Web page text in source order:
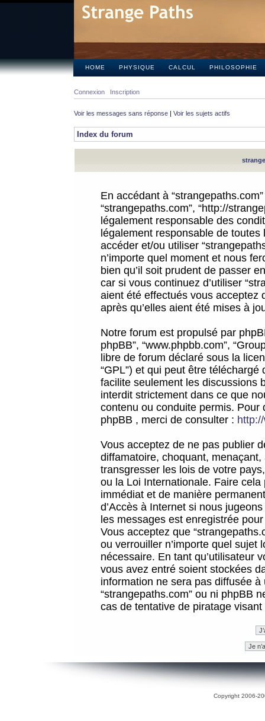
HOME PHYSIQUE CALCUL PHILOSOPHIE
Connexion Inscription
Voir les messages sans réponse | Voir les sujets actifs
Index du forum
En accédant à
“strangepaths.com”, “http://
légalement responsable des
légalement responsable de
accéder et/ou utiliser
n’importe quel moment et nous
bien qu’il soit prudent de passer
car si vous continuez d’utiliser
aient été effectués vous acceptez
après qu’elles aient été mises à
Notre forum est propulsé par
phpBB”, “www.phpbb.com”,
libre de forum déclaré sous la
“GPL”) et qui peut être téléchargé
facilite seulement les discussions
interdit strictement dans ce que
contenu ou conduite permis.
phpBB , merci de consulter :
Vous acceptez de ne pas publier
diffamatoire, choquant,
transgresser les lois de votre
ou la Loi Internationale. Faire
immédiat et de manière
d’Accès à Internet si nous
les messages est enregistrée
Vous acceptez que
ou verrouiller n’importe quel sujet
nécessaire. En tant qu’utilisateur
vous avez entré soient stockées
information ne sera pas diffusée
“strangepaths.com” ou ni phpBB
cas de tentative de piratage
Copyright 2006-